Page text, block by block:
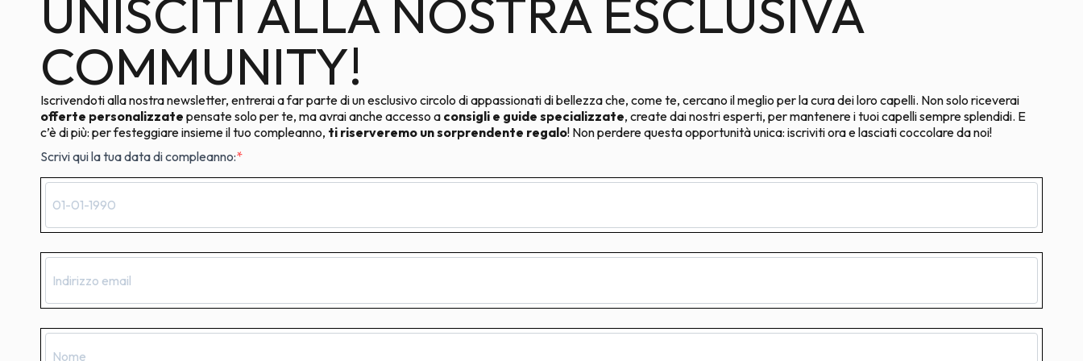
UNISCITI ALLA NOSTRA ESCLUSIVA
COMMUNITY!
Iscrivendoti alla nostra newsletter, entrerai a far parte di un esclusivo circolo di appassionati di bellezza che, come te, cercano il meglio per la cura dei loro capelli. Non solo riceverai
offerte personalizzate pensate solo per te, ma avrai anche accesso a consigli e guide specializzate, create dai nostri esperti, per mantenere i tuoi capelli sempre splendidi. E
c’è di più: per festeggiare insieme il tuo compleanno, ti riserveremo un sorprendente regalo! Non perdere questa opportunità unica: iscriviti ora e lasciati coccolare da noi!
Scrivi qui la tua data di compleanno: